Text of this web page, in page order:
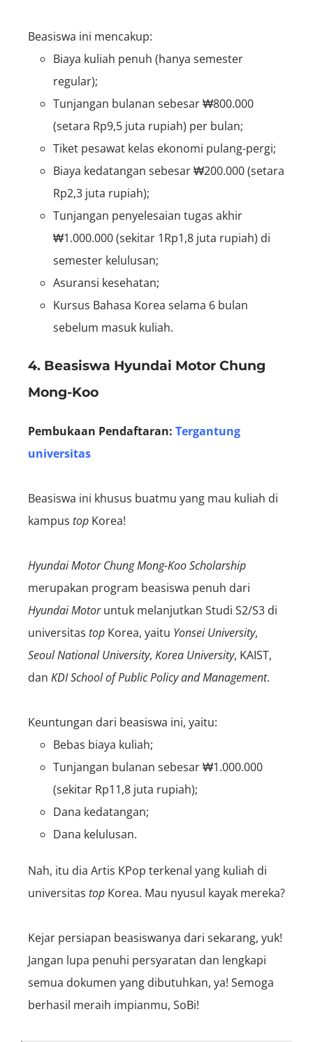
Beasiswa ini mencakup:
Biaya kuliah penuh (hanya semester
regular);
Tunjangan bulanan sebesar ₩800.000
(setara Rp9,5 juta rupiah) per bulan;
Tiket pesawat kelas ekonomi pulang-pergi;
Biaya kedatangan sebesar ₩200.000 (setara
Rp2,3 juta rupiah);
Tunjangan penyelesaian tugas akhir
₩1.000.000 (sekitar 1Rp1,8 juta rupiah) di
semester kelulusan;
Asuransi kesehatan;
Kursus Bahasa Korea selama 6 bulan
sebelum masuk kuliah.
4. Beasiswa Hyundai Motor Chung
Mong-Koo
Pembukaan Pendaftaran: Tergantung
universitas
Beasiswa ini khusus buatmu yang mau kuliah di
kampus top Korea!
Hyundai Motor Chung Mong-Koo Scholarship
merupakan program beasiswa penuh dari
Hyundai Motoruntuk melanjutkan Studi S2/S3 di
universitas top Korea, yaitu Yonsei University,
Seoul National University, Korea University, KAIST,
dan KDI School of Public Policy and Management.
Keuntungan dari beasiswa ini, yaitu:
Bebas biaya kuliah;
Tunjangan bulanan sebesar ₩1.000.000
(sekitar Rp11,8 juta rupiah);
Dana kedatangan;
Dana kelulusan.
Nah, itu dia Artis KPop terkenal yang kuliah di
universitas top Korea. Mau nyusul kayak mereka?
Kejar persiapan beasiswanya dari sekarang, yuk!
Jangan lupa penuhi persyaratan dan lengkapi
semua dokumen yang dibutuhkan, ya! Semoga
berhasil meraih impianmu, SoBi!